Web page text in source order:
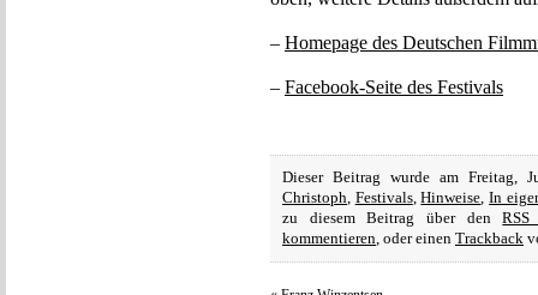
– Homepage des Deutschen
– Facebook-Seite des Festivals
Dieser Beitrag wurde am Freitag,
Christoph, Festivals,Hinweise,In
zu diesem Beitrag über den
kommentieren, oder einen Trackback